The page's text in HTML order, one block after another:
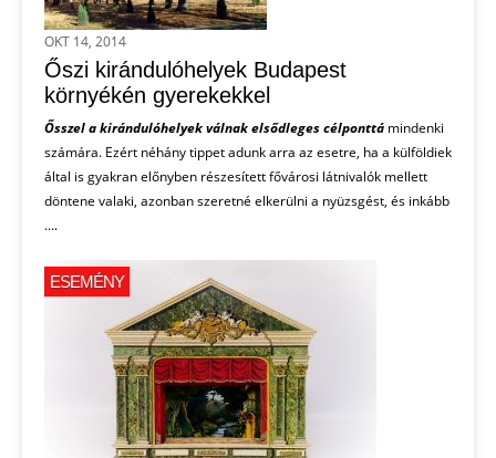
OKT 14, 2014
Őszi kirándulóhelyek Budapest
környékén gyerekekkel
Ősszel a kirándulóhelyek válnak elsődleges célponttá mindenki
számára. Ezért néhány tippet adunk arra az esetre, ha a külföldiek
által is gyakran előnyben részesített fővárosi látnivalók mellett
döntene valaki, azonban szeretné elkerülni a nyüzsgést, és inkább
....
ESEMÉNY